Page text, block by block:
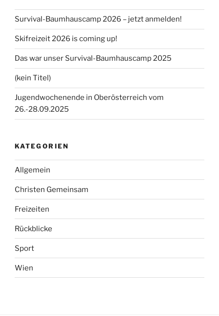
Survival-Baumhauscamp 2026 – jetzt anmelden!
Skifreizeit 2026 is coming up!
Das war unser Survival-Baumhauscamp 2025
(kein Titel)
Jugendwochenende in Oberösterreich vom
26.-28.09.2025
KATEGORIEN
Allgemein
Christen Gemeinsam
Freizeiten
Rückblicke
Sport
Wien